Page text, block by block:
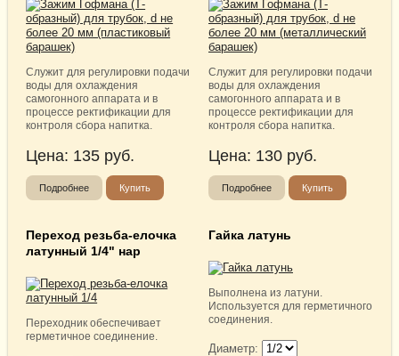
Служит для регулировки подачи
воды для охлаждения
самогонного аппарата и в
процессе ректификации для
контроля сбора напитка.
Цена: 135 руб.
Подробнее Купить
Служит для регулировки подачи
воды для охлаждения
самогонного аппарата и в
процессе ректификации для
контроля сбора напитка.
Цена: 130 руб.
Подробнее Купить
Переход резьба-елочка
латунный 1/4" нар
Переходник обеспечивает
герметичное соединение.
Гайка латунь
Выполнена из латуни.
Используется для герметичного
соединения.
Диаметр: